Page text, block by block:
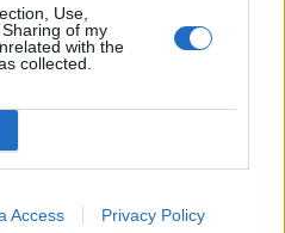
Use,
of my
with the
collected.
Access Privacy Policy
bud.
en uppföljare till den tidigare
här nya modellen är inte
Kaffebryggaren är
som ger färskmalet
kan du justera
smakrikt och aromafyllt